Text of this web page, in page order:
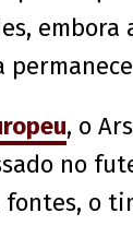
embora
, o
no
fontes, o